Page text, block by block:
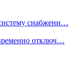
снабжени…
отключ…